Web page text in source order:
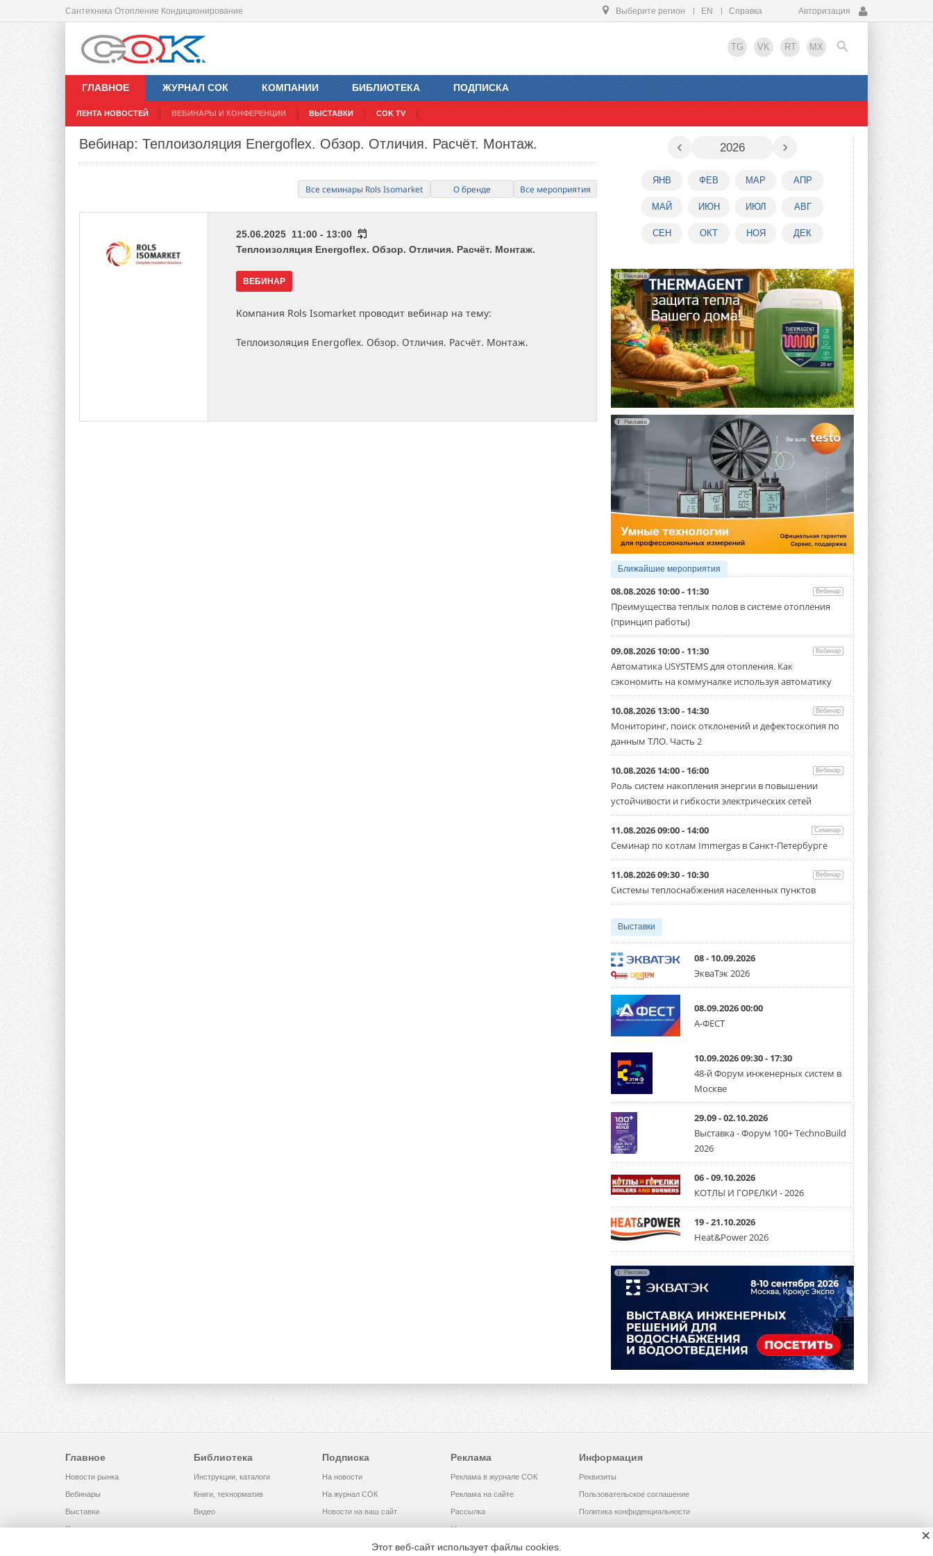
Сантехника Отопление Кондиционирование Выберите регион EN Справка Авторизация
TG VK RT MX
ГЛАВНОЕ
ЛЕНТА НОВОСТЕЙ ВЕБИНАРЫ И КОНФЕРЕНЦИИ ВЫСТАВКИ COK TV
ЖУРНАЛ СОК КОМПАНИИ БИБЛИОТЕКА ПОДПИСКА
EN
Вебинар: Теплоизоляция Energoflex. Обзор. Отличия. Расчёт. Монтаж.
Все семинары Rols Isomarket О бренде Все мероприятия
25.06.2025 11:00 - 13:00
Теплоизоляция Energoflex. Обзор. Отличия. Расчёт. Монтаж.
ВЕБИНАР
Компания Rols Isomarket проводит вебинар на тему:
Теплоизоляция Energoflex. Обзор. Отличия. Расчёт. Монтаж.
‹ 2026 ›
ЯНВ ФЕВ МАР АПР
МАЙ ИЮН ИЮЛ АВГ
СЕН ОКТ НОЯ ДЕК
Реклама
Реклама
Ближайшие мероприятия
08.08.2026 10:00 - 11:30 Вебинар
Преимущества теплых полов в системе отопления
(принцип работы)
09.08.2026 10:00 - 11:30 Вебинар
Автоматика USYSTEMS для отопления. Как
сэкономить на коммуналке используя автоматику
10.08.2026 13:00 - 14:30 Вебинар
Мониторинг, поиск отклонений и дефектоскопия по
данным ТЛО. Часть 2
10.08.2026 14:00 - 16:00 Вебинар
Роль систем накопления энергии в повышении
устойчивости и гибкости электрических сетей
11.08.2026 09:00 - 14:00 Семинар
Семинар по котлам Immergas в Санкт-Петербурге
11.08.2026 09:30 - 10:30 Вебинар
Системы теплоснабжения населенных пунктов
Выставки
08 - 10.09.2026
ЭкваТэк 2026
08.09.2026 00:00
А-ФЕСТ
10.09.2026 09:30 - 17:30
48-й Форум инженерных систем в
Москве
29.09 - 02.10.2026
Выставка - Форум 100+ TechnoBuild
2026
06 - 09.10.2026
КОТЛЫ И ГОРЕЛКИ - 2026
19 - 21.10.2026
Heat&Power 2026
Реклама
Главное
Новости рынка
Вебинары
Выставки
Помощь
Библиотека
Инструкции, каталоги
Книги, технорматив
Видео
Подписка
На новости
На журнал СОК
Новости на ваш сайт
Реклама
Реклама в журнале СОК
Реклама на сайте
Рассылка
Медиакит
Информация
Реквизиты
Пользовательское соглашение
Политика конфиденциальности
Этот веб-сайт использует файлы cookies.
×